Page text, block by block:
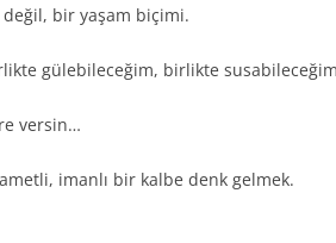
bir yaşam biçimi.
gülebileceğim, birlikte
versin…
imanlı bir kalbe denk gelmek.